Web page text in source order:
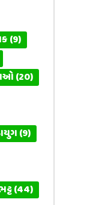
(9)
(20)
(9)
(44)